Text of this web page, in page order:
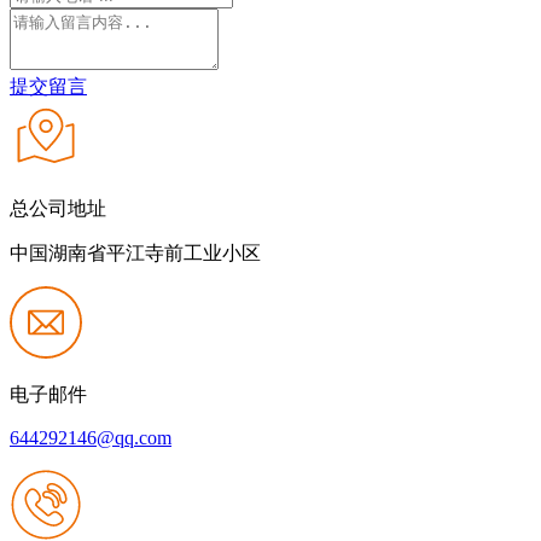
提交留言
总公司地址
中国湖南省平江寺前工业小区
电子邮件
644292146@qq.com